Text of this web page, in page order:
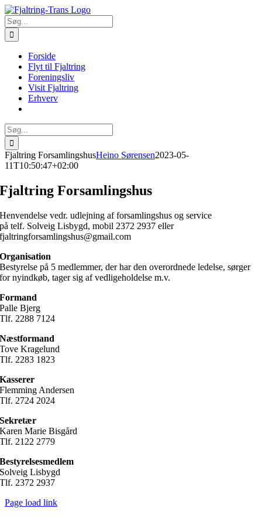
Skip
to
content
Søg
efter:
Forside
Flyt til Fjaltring
Foreningsliv
Visit Fjaltring
Erhverv
Søg
efter:
Fjaltring ForsamlingshusHeino Sørensen2023-05-
11T10:50:47+02:00
Fjaltring Forsamlingshus
Henvendelse vedr. udlejning af forsamlingshus og service
på telf. Solveig Lisbygd, mobil 2372 2937 eller
fjaltringforsamlingshus@gmail.com
Organisation
Bestyrelse på 5 medlemmer, der har den overordnede ledelse, sørger
for nyindkøb, tager sig af vedligeholdelse m.v.
Formand
Palle Bjerg
Tlf. 2288 7124
Næstformand
Tove Kragelund
Tlf. 2283 1823
Kasserer
Flemming Andersen
Tlf. 2724 2024
Sekretær
Karen Marie Bisgård
Tlf. 2122 2779
Bestyrelsesmedlem
Solveig Lisbygd
Tlf. 2372 2937
Page load link